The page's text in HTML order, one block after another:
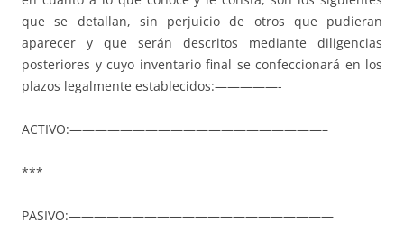
que se detallan, sin perjuicio de otros que pudieran
aparecer y que serán descritos mediante diligencias
posteriores y cuyo inventario final se confeccionará en los
plazos legalmente establecidos:—————-
ACTIVO:————————————————————–
***
PASIVO:—————————————————————